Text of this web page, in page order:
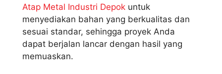
Atap Metal Industri Depok untuk
menyediakan bahan yang berkualitas dan
sesuai standar, sehingga proyek Anda
dapat berjalan lancar dengan hasil yang
memuaskan.